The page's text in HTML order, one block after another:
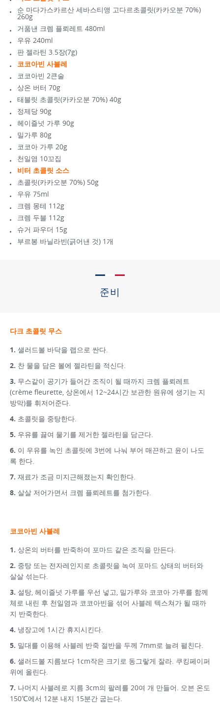
순 마다가스카르산 세바스티앵 고다르초콜릿(카카오분 70%)
260g
거품낸 크렘 플뢰레트 480ml
우유 240ml
판 젤라틴 3.5장(7g)
코코아빈 사블레
코코아빈 2큰술
상온 버터 70g
태블릿 초콜릿(카카오분 70%) 40g
정제당 90g
헤이즐넛 가루 90g
밀가루 80g
코코아 가루 20g
천일염 10꼬집
비터 초콜릿 소스
초콜릿(카카오분 70%) 50g
우유 75ml
크렘 몽테 112g
크렘 두블 112g
슈거 파우더 15g
부르봉 바닐라빈(긁어낸 것) 1개
준비
다크 초콜릿 무스
샐러드볼 바닥을 랩으로 싼다.
찬 물을 담은 볼에 젤라틴을 적신다.
무스같이 공기가 들어간 조직이 될 때까지 크렘 플뢰레트
(crème fleurette, 상온에서 12~24시간 보관한 원유에 생기는 지
방막)를 휘저어준다.
초콜릿을 중탕한다.
우유를 끓여 물기를 제거한 젤라틴을 담근다.
이 우유를 녹인 초콜릿에 3번에 나눠 부어 매끈하고 윤이 나도
록 한다.
재료가 조금 미지근해졌는지 확인한다.
살살 저어가면서 크렘 플뢰레트를 첨가한다.
코코아빈 사블레
상온의 버터를 반죽하여 포마드 같은 조직을 만든다.
중탕 또는 전자레인지로 초콜릿을 녹여 포마드 상태의 버터와
살살 섞는다.
설탕, 헤이즐넛 가루를 우선 넣고, 밀가루와 코코아 가루를 함께
체로 내린 후 천일염과 코코아빈을 섞어 사블레 텍스쳐가 될 때까
지 반죽한다.
냉장고에 1시간 휴지시킨다.
밀대를 이용해 사블레 반죽 절반을 두께 7mm로 늘려 펼친다.
샐러드볼 지름보다 1cm작은 크기로 동그랗게 잘라. 쿠킹페이퍼
위에 올린다.
나머지 사블레로 지름 3cm의 팔레를 20여 개 만들어. 오븐 온도
150℃에서 12분 내지 15분간 굽는다.